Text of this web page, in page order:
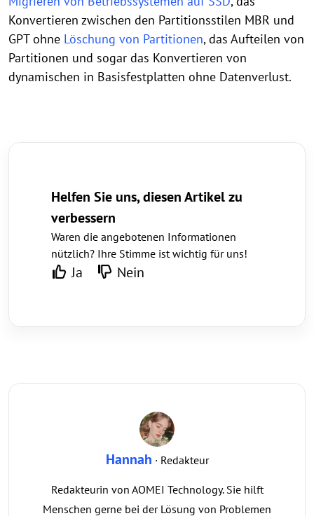
Konvertieren zwischen den Partitionsstilen MBR und
GPT ohne Löschung von Partitionen, das Aufteilen von
Partitionen und sogar das Konvertieren von
dynamischen in Basisfestplatten ohne Datenverlust.
Helfen Sie uns, diesen Artikel zu
verbessern
Waren die angebotenen Informationen
nützlich? Ihre Stimme ist wichtig für uns!
Ja Nein
Hannah · Redakteur
Redakteurin von AOMEI Technology. Sie hilft
Menschen gerne bei der Lösung von Problemen